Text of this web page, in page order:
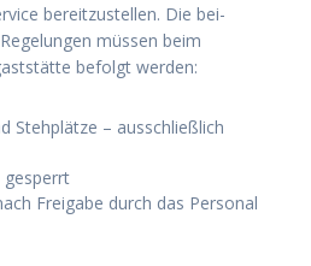
bereit­zu­stel­len. Die bei­
müs­sen beim
befolgt werden:
Steh­plät­ze – aus­schließ­lich
gesperrt
Frei­ga­be durch das Per­so­nal